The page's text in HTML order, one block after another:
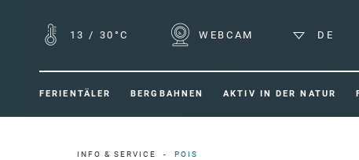
13 / 30°C WEBCAM DE
FERIENTÄLER BERGBAHNEN AKTIV IN DER NATUR
INFO & SERVICE POIS